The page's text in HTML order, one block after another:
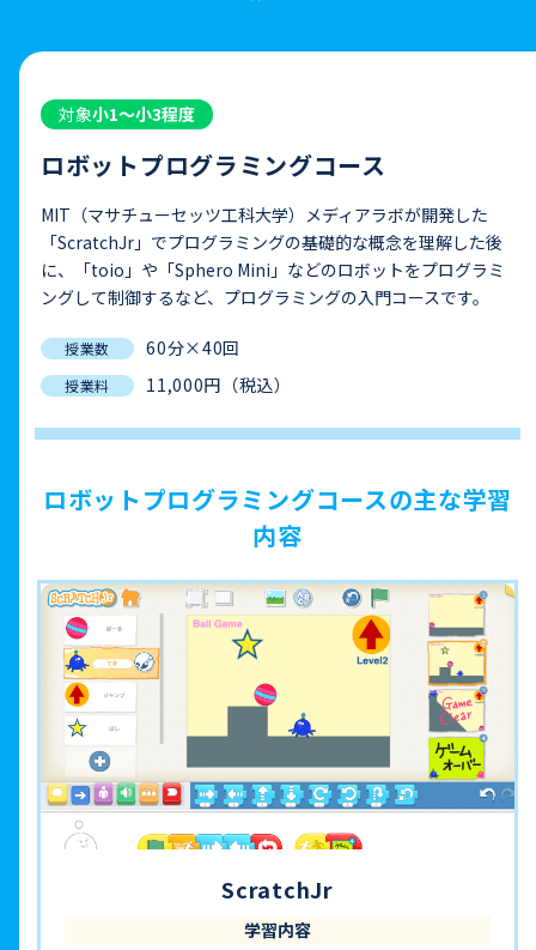
対象小1〜小3程度
ロボットプログラミングコース
MIT（マサチューセッツ工科大学）メディアラボが開発した
「ScratchJr」でプログラミングの基礎的な概念を理解した後
に、「toio」や「Sphero Mini」などのロボットをプログラミ
ングして制御するなど、プログラミングの入門コースです。
授業数 60分×40回
授業料 11,000円（税込）
ロボットプログラミングコースの主な学習
内容
ScratchJr
学習内容